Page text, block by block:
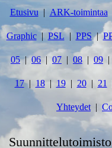
Etusivu ARK-toimintaa
Graphic PSL PPS
05 06 07 08 09
17 18 19 20 21
Yhteydet